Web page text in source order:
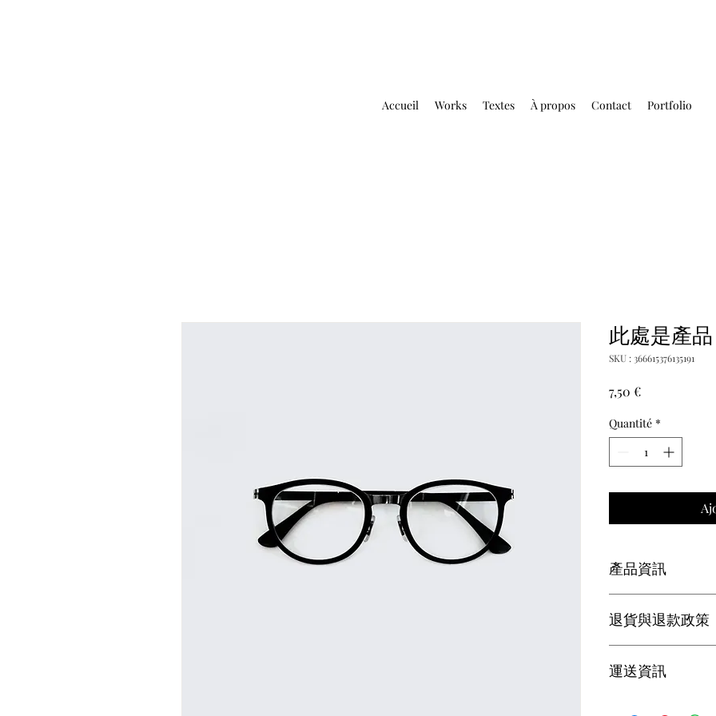
Accueil Works Textes À propos Contact Portfolio
此處是產品
SKU : 366615376135191
7,50 €Prix
Quantité *
產品資訊
寸、材料、保固和清
客有信心和决心購買
退貨與退款政策
產品。撰寫政策時，
運送資訊